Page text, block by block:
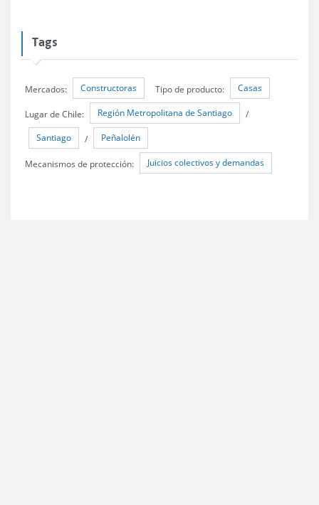
Tags
Mercados: Constructoras Tipo de producto: Casas
Lugar de Chile: Región Metropolitana de Santiago /
Santiago / Peñalolén
Mecanismos de protección: Juicios colectivos y demandas